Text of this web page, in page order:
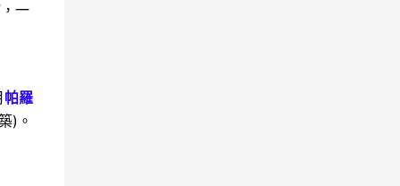
一
帕羅
)。